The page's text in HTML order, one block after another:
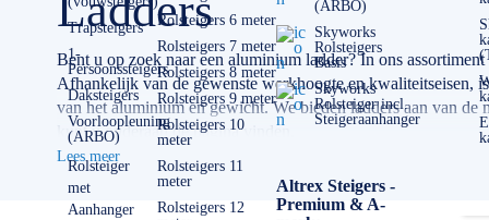
Trapsteigers
1-
Persoonssteigers
Daksteigers
Voorloopleuning
(ARBO)
Rolsteiger
met
Aanhanger
Rolsteigers 6 meter
Rolsteigers 7 meter
Rolsteigers 8 meter
Rolsteigers 9 meter
Rolsteigers 10
meter
Rolsteigers 11
meter
Rolsteigers 12
(ARBO)
Skyworks
Rolsteigers
Basis
Skyworks
Rolsteiger incl.
Steigeraanhanger
Altrex Steigers -
Premium & A-
Bent u op zoek naar een aluminium ladder? In ons
Afhankelijk van de gewenste werkhoogte en kwaliteitseisen,
van het aluminium en gewicht. We bieden ladders aan van
kunt u onderaan de pagina vinden.
Als het om ladders gaat is de keuze echt enorm. Het is erg
kleine en lichte ladder misschien het beste. Heeft u veel
Lees meer